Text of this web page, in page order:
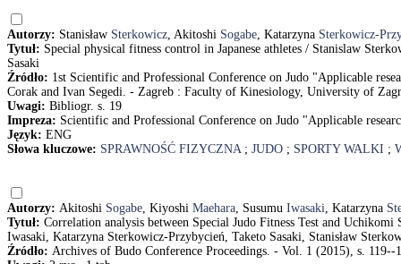
Autorzy: Stanisław Sterkowicz, Akitoshi Sogabe, Katarzyna Sterkowicz-
Tytuł: Special physical fitness control in Japanese athletes / Stanislaw
Sasaki
Źródło: 1st Scientific and Professional Conference on Judo "Applicable
Corak and Ivan Segedi. - Zagreb : Faculty of Kinesiology, University of
Uwagi: Bibliogr. s. 19
Impreza: Scientific and Professional Conference on Judo "Applicable
Język: ENG
Słowa kluczowe: SPRAWNOŚĆ FIZYCZNA; JUDO ; SPORTY WALKI ;
Autorzy: Akitoshi Sogabe, Kiyoshi Maehara, Susumu Iwasaki, Katarzyna
Tytuł: Correlation analysis between Special Judo Fitness Test and
Iwasaki, Katarzyna Sterkowicz-Przybycień, Taketo Sasaki, Stanisław
Źródło: Archives of Budo Conference Proceedings. - Vol. 1 (2015), s. 119--